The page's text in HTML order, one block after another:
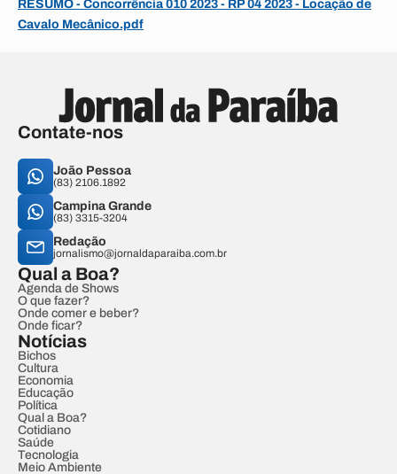
RESUMO - Concorrência 010 2023 - RP 04 2023 - Locação de
Cavalo Mecânico.pdf
Contate-nos
João Pessoa
(83) 2106.1892
Campina Grande
(83) 3315-3204
Redação
jornalismo@jornaldaparaiba.com.br
Qual a Boa?
Agenda de Shows
O que fazer?
Onde comer e beber?
Onde ficar?
Notícias
Bichos
Cultura
Economia
Educação
Política
Qual a Boa?
Cotidiano
Saúde
Tecnologia
Meio Ambiente